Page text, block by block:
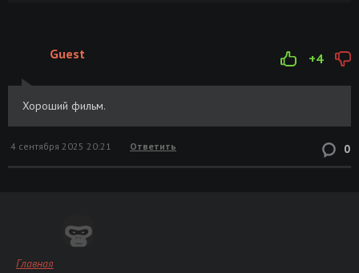
+4
Guest
Хороший фильм.
0
4 сентября 2025 20:21 Ответить
Главная